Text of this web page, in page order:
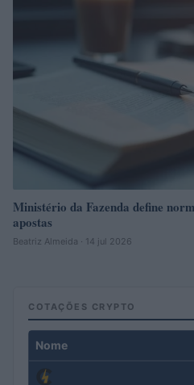
Ministério da Fazenda define
apostas
Beatriz Almeida · 14 jul 2026
COTAÇÕES CRYPTO
Nome